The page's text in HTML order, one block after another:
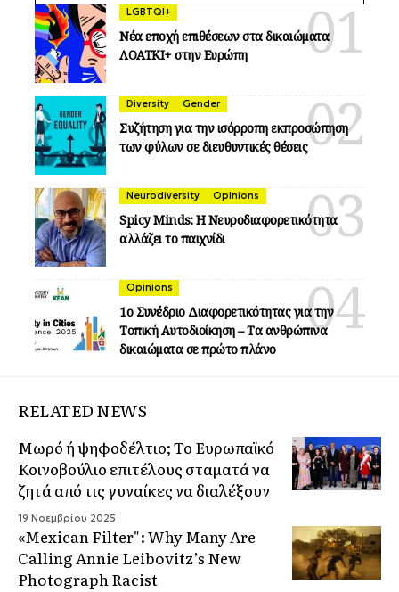
LGBTQI+
Νέα εποχή επιθέσεων στα δικαιώματα
ΛΟΑΤΚΙ+ στην Ευρώπη
Diversity Gender
Συζήτηση για την ισόρροπη εκπροσώπηση
των φύλων σε διευθυντικές θέσεις
Neurodiversity Opinions
Spicy Minds: Η Νευροδιαφορετικότητα
αλλάζει το παιχνίδι
Opinions
1ο Συνέδριο Διαφορετικότητας για την
Τοπική Αυτοδιοίκηση – Τα ανθρώπινα
δικαιώματα σε πρώτο πλάνο
RELATED NEWS
Μωρό ή ψηφοδέλτιο; Το Ευρωπαϊκό
Κοινοβούλιο επιτέλους σταματά να
ζητά από τις γυναίκες να διαλέξουν
19 Νοεμβρίου 2025
«Mexican Filter": Why Many Are
Calling Annie Leibovitz’s New
Photograph Racist